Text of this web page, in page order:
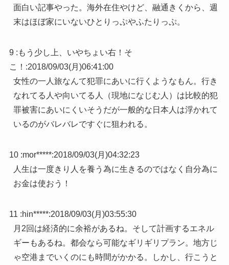
面白い記事やった。海外在住やけど、融通きくから、週
末はほぼ家にいないひとりっぷやふたりっぷ。
9 : もう少し上、いやちょい右！そ
こ！ :2018/09/03(月)06:41:00
女性の一人旅なんて犯罪にあいに行くようなもん。行き
なれてる人や向いてる人（現地になじむ人）は比較的犯
罪被害にあいにくいそうだが一般的な日本人は浮かれて
いるのがバレバレですぐに狙われる。
10 :mor*****:2018/09/03(月)04:32:23
人生は一度きり人を養う為に生きるのではなく自分為に
お金は使おう！
11 :hin*****:2018/09/03(月)03:55:30
月2回は経済的に余裕があるね。そして計画するエネル
ギーもあるね。都会なら可能なギリギリプラン。地方じ
ゃ空港までいくのにも時間がかかる。しかし、行こうと